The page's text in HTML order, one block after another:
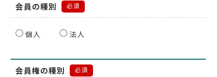
会員の種別 必須
個人 法人
会員権の種別 必須